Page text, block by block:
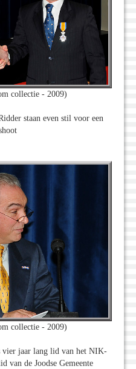
collectie - 2009)
staan even stil voor een
collectie - 2009)
jaar lang lid van het NIK-
van de Joodse Gemeente